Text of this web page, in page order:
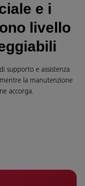
e i
livello
supporto e assistenza
la manutenzione
accorga.